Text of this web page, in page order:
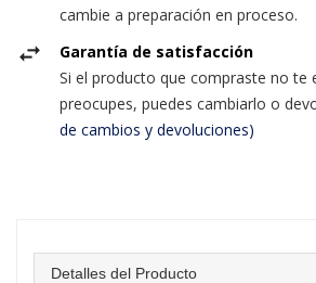
cambie a preparación en proceso.
Garantía de satisfacción
Si el producto que compraste no te
preocupes, puedes cambiarlo o
de cambios y devoluciones)
Detalles del Producto